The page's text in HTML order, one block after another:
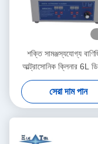
শক্তি সামঞ্জস্যযোগ্য
আল্ট্রাসোনিক ক্লিনার 6L
আল্ট্রাসোনিক ক্লিনার 70W
সেরা দাম পান